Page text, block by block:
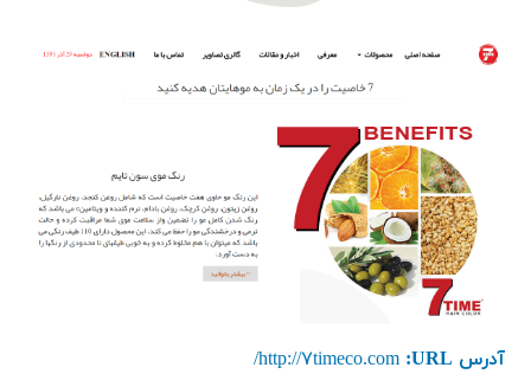
آدرس URL:
http://۷timeco.com/